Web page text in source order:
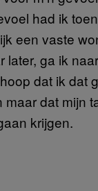
had ik
een vaste
later, ga ik
dat ik dat
maar dat mijn
krijgen.